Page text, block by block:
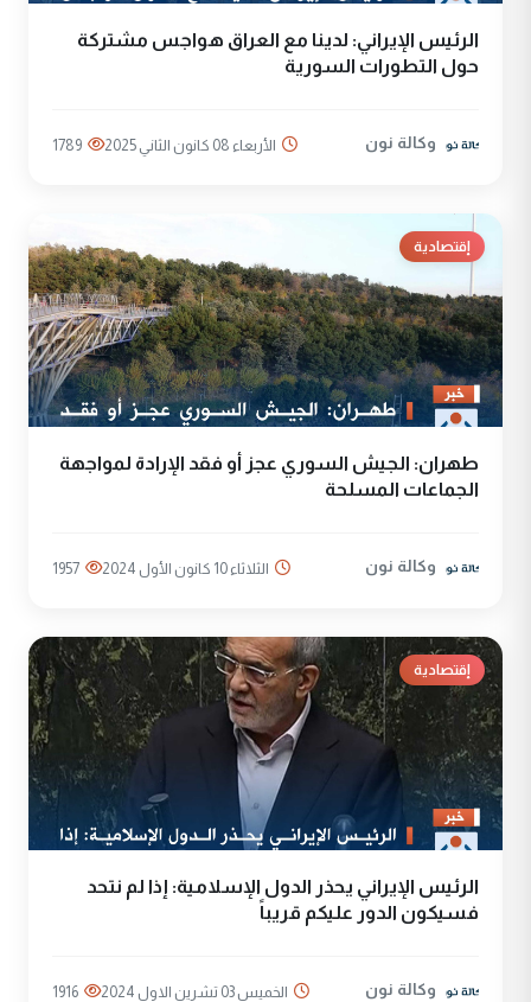
الرئيس الإيراني: لدينا مع العراق هواجس مشتركة
حول التطورات السورية
وكالة نون الأربعاء 08 كانون الثاني 2025 1789
إقتصادية
طهران: الجيش السوري عجز أو فقد الإرادة لمواجهة
الجماعات المسلحة
وكالة نون الثلاثاء 10 كانون الأول 2024 1957
إقتصادية
الرئيس الإيراني يحذر الدول الإسلامية: إذا لم نتحد
فسيكون الدور عليكم قريباً
وكالة نون الخميس 03 تشرين الاول 2024 1916